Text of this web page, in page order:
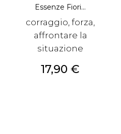
Essenze Fiori...
corraggio, forza,
affrontare la
situazione
Prezzo
17,90 €